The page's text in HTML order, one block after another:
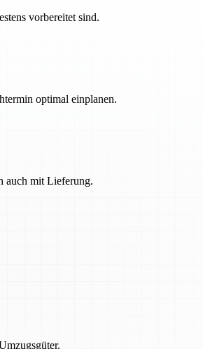
vorbereitet sind.
optimal einplanen.
auch mit Lieferung.